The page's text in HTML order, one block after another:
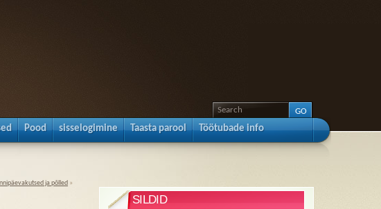
Pood sisselogimine Taasta parool Töötubade info
ja põlled »
SILDID